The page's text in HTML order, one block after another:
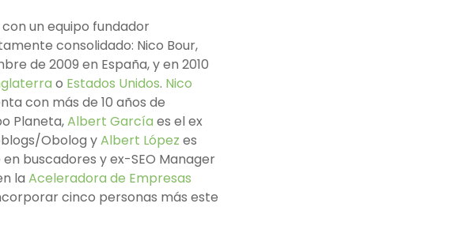
un equipo fundador
consolidado: Nico Bour,
de 2009 en España, y en 2010
o Estados Unidos. Nico
con más de 10 años de
Planeta,Albert García es el ex
Obolog yAlbert López es
buscadores y ex-SEO Manager
la Aceleradora de Empresas
cinco personas más este